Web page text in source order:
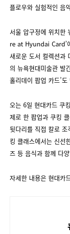
플로우와 실험적인 음
서울 압구정에 위치
re at Hyundai Card’
새로운 도서 컬렉션과
의 뉴욕현대미술관 발
홀리데이 팝업 카드’
오는 6일 현대카드 쿠
제로 한 팝업과 쿠킹
뒷다리를 직접 칼로
킹 클래스에서는 신선
즈 등 음식과 함께 다
자세한 내용은 현대카